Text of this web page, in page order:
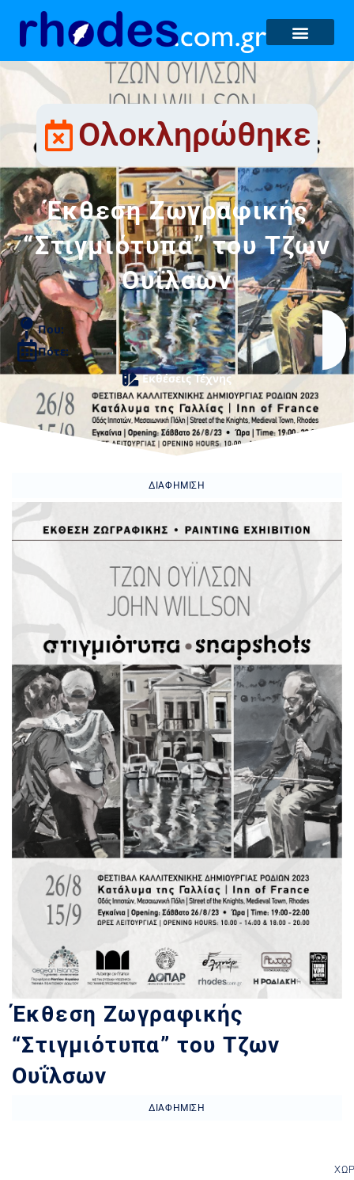
Ολοκληρώθηκε
Έκθεση Ζωγραφικής
“Στιγμιότυπα” του Τζων
Ουΐλσων
Που:
Πότε:
Εκθέσεις Τέχνης
ΔΙΑΦΉΜΙΣΗ
Έκθεση Ζωγραφικής
“Στιγμιότυπα” του Τζων
Ουΐλσων
ΔΙΑΦΉΜΙΣΗ